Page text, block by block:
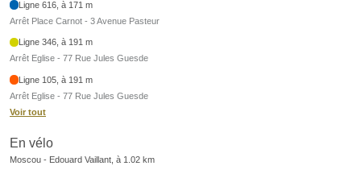
Ligne 616, à 171 m
Arrêt Place Carnot - 3 Avenue Pasteur
Ligne 346, à 191 m
Arrêt Eglise - 77 Rue Jules Guesde
Ligne 105, à 191 m
Arrêt Eglise - 77 Rue Jules Guesde
Voir tout
En vélo
Moscou - Edouard Vaillant, à 1.02 km